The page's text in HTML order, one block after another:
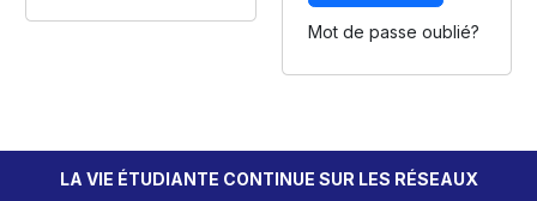
Mot de passe oublié?
LA VIE ÉTUDIANTE CONTINUE SUR LES RÉSEAUX